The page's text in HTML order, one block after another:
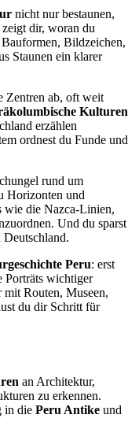
nicht nur bestaunen,
dir, woran du
Bildzeichen,
Staunen ein klarer
Zentren ab, oft weit
Kulturen
erzählen
ordnest du Funde und
rund um
Horizonten und
wie die Nazca-Linien,
Und du sparst
Peru: erst
Porträts wichtiger
Routen, Museen,
du dir Schritt für
an Architektur,
zu erkennen.
in die Peru Antike und